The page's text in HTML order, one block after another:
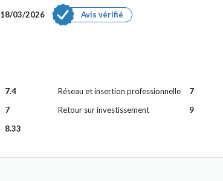
18/03/2026 Avis vérifié
7.4
7
8.33
Réseau et insertion professionnelle
7
Retour sur investissement
9